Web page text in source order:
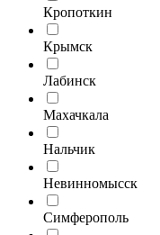
Кропоткин
Крымск
Лабинск
Махачкала
Нальчик
Невинномысск
Симферополь